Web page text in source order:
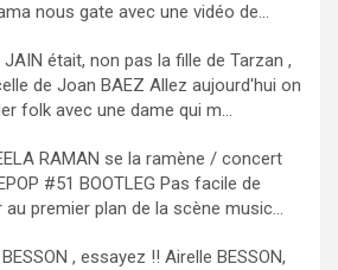
nous gate avec une vidéo de...
JAIN était, non pas la fille de Tarzan ,
de Joan BAEZ Allez aujourd'hui on
folk avec une dame qui m...
RAMAN se la ramène / concert
#51 BOOTLEG Pas facile de
au premier plan de la scène music...
, essayez !! Airelle BESSON,